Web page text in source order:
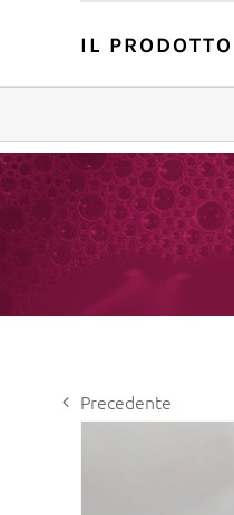
IL PRODOTTO
Precedente